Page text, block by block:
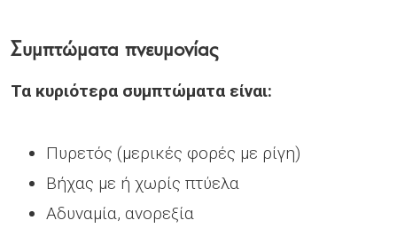
Συμπτώματα πνευμονίας
Τα κυριότερα συμπτώματα είναι:
Πυρετός (μερικές φορές με ρίγη)
Βήχας με ή χωρίς πτύελα
Αδυναμία, ανορεξία